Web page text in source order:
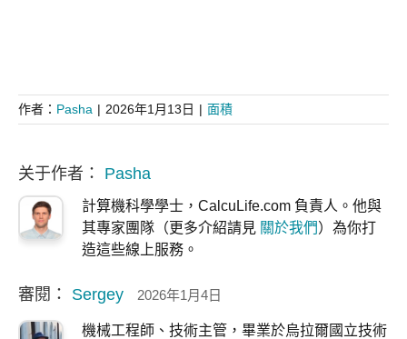
作者： Pasha | 2026年1月13日 | 面積
关于作者： Pasha
計算機科學學士，CalcuLife.com 負責人。他與
其專家團隊（更多介紹請見 關於我們）為你打
造這些線上服務。
審閱： Sergey 2026年1月4日
機械工程師、技術主管，畢業於烏拉爾國立技術